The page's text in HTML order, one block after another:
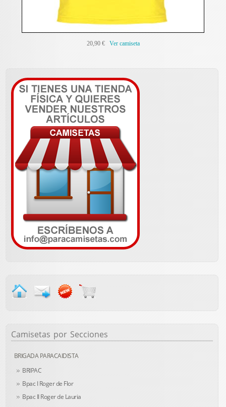
20,90 € Ver camiseta
Camisetas por Secciones
BRIGADA PARACAIDISTA
BRIPAC
Bpac I Roger de Flor
Bpac II Roger de Lauria